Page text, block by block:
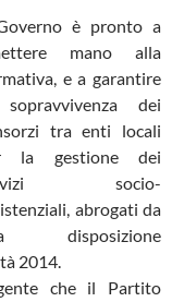
è pronto a
mano alla
e a garantire
dei
tra enti locali
la gestione dei
socio-
abrogati da
disposizione
2014.
che il Partito